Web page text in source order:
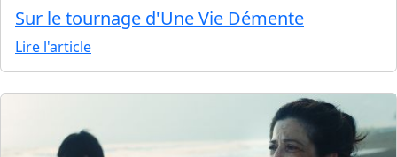
Sur le tournage d'Une Vie Démente
Lire l'article